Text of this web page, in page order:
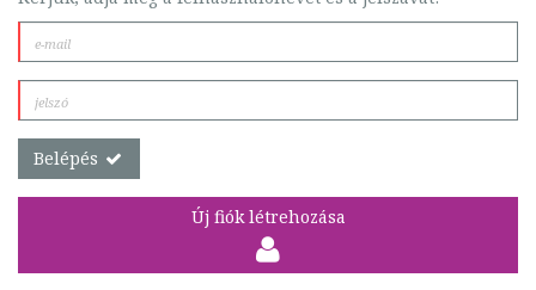
Belépés
Új fiók létrehozása